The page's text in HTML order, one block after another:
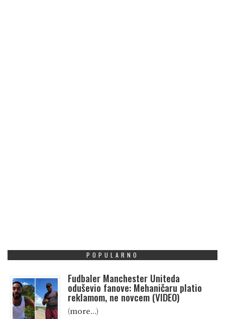
POPULARNO
Fudbaler Manchester Uniteda
oduševio fanove: Mehaničaru platio
reklamom, ne novcem (VIDEO)
(more…)